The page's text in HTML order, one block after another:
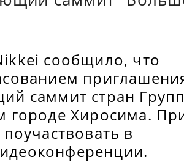
сообщило, что
саммит стран
городе Хиросима.
в